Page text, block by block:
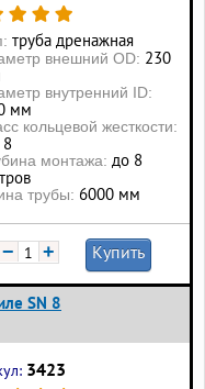
труба дренажная
внешний OD: 230
внутренний ID:
мм
кольцевой жесткости:
монтажа: до 8
трубы: 6000 мм
− + Купить
SN 8
3423